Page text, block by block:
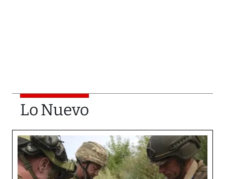
Lo Nuevo